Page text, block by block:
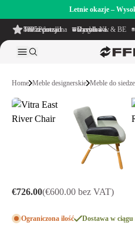
Letnie okazje –
4.6/5
z ponad 500 recenzji
na TrustPilot Darmowa wysyłka
w obrębie NL & BE
Home Meble designerskie Meble do
€726.00(€600.00 bez VAT)
Ograniczona ilość Dostawa w